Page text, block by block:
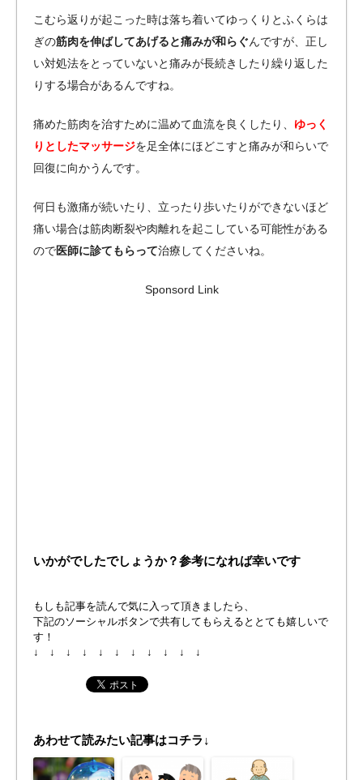
こむら返りが起こった時は落ち着いてゆっくりとふくらは
ぎの筋肉を伸ばしてあげると痛みが和らぐんですが、正し
い対処法をとっていないと痛みが長続きしたり繰り返した
りする場合があるんですね。
痛めた筋肉を治すために温めて血流を良くしたり、 ゆっく
りとしたマッサージを足全体にほどこすと痛みが和らいで
回復に向かうんです。
何日も激痛が続いたり、立ったり歩いたりができないほど
痛い場合は筋肉断裂や肉離れを起こしている可能性がある
ので医師に診てもらって治療してくださいね。
Sponsord Link
いかがでしたでしょうか？参考になれば幸いです
もしも記事を読んで気に入って頂きましたら、
下記のソーシャルボタンで共有してもらえるととても嬉しいで
す！
↓ ↓ ↓ ↓ ↓ ↓ ↓ ↓ ↓ ↓ ↓
あわせて読みたい記事はコチラ↓